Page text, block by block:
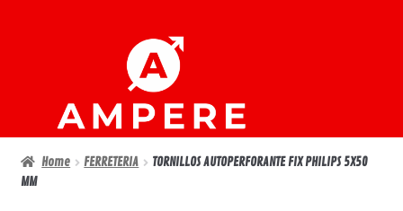
navegación
Home FERRETERIA
TORNILLOS AUTOPERFORANTE FIX PHILIPS 5X50
MM